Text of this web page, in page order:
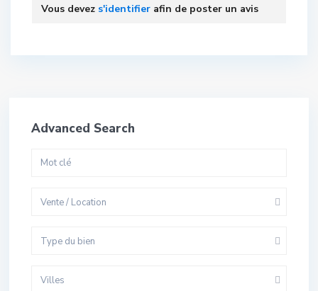
Vous devez s'identifier afin de poster un avis
Advanced Search
Vente / Location
Type du bien
Villes